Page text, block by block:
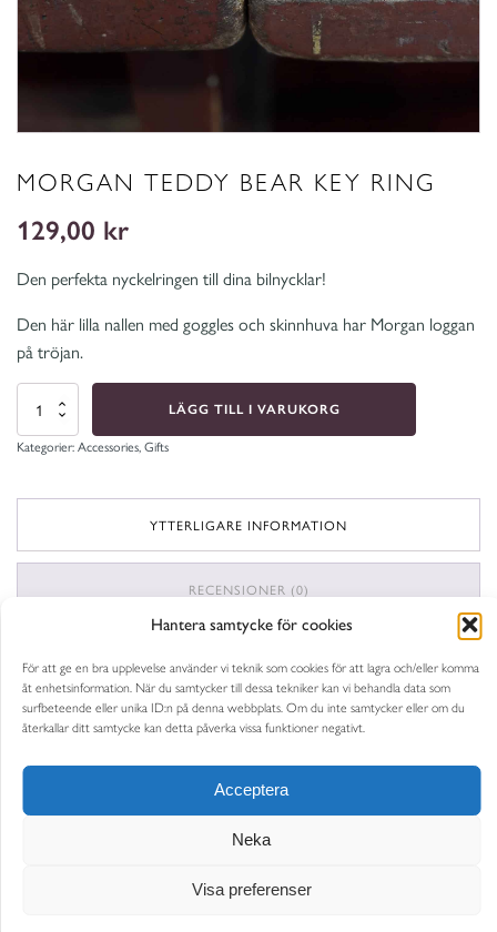
Hantera samtycke för cookies
För att ge en bra upplevelse använder vi teknik som cookies för att lagra och/eller komma
åt enhetsinformation. När du samtycker till dessa tekniker kan vi behandla data som
surfbeteende eller unika ID:n på denna webbplats. Om du inte samtycker eller om du
återkallar ditt samtycke kan detta påverka vissa funktioner negativt.
Acceptera
Neka
Visa preferenser
MORGAN TEDDY BEAR KEY RING
129,00 kr
Den perfekta nyckelringen till dina bilnycklar!
Den här lilla nallen med goggles och skinnhuva har Morgan loggan
på tröjan.
Teddy
Bear
Key
LÄGG TILL I VARUKORG
Kategorier:Accessories,Gifts
YTTERLIGARE INFORMATION
RECENSIONER (0)
YTTERLIGARE INFORMATION
Vikt 0,2 kg
RELATERADE PRODUKTER